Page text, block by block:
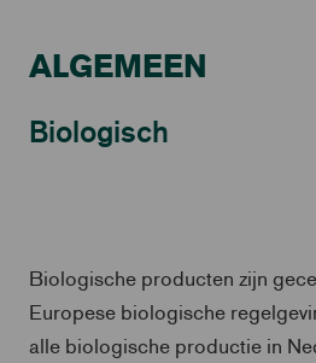
ALGEMEEN
Biologische producten zijn
Europese biologische
alle biologische productie in